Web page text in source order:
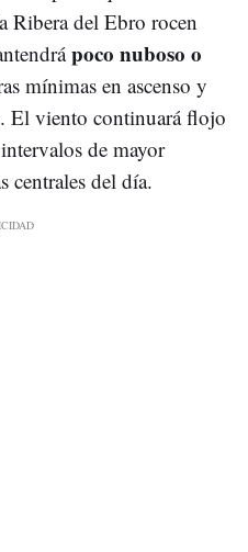
Ribera del Ebro rocen
poco nuboso o
mínimas en ascenso y
El viento continuará flojo
de mayor
centrales del día.